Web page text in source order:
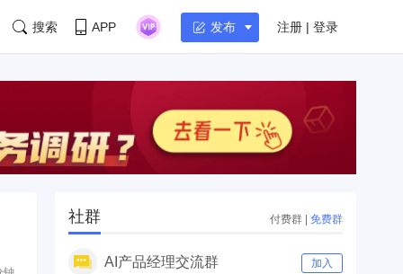
搜索 APP 发布 注册 | 登录
社群 付费群 | 免费群
AI产品经理交流群 加入